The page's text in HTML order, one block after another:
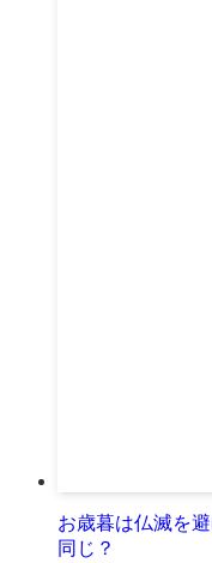
お歳暮は仏滅を
同じ？